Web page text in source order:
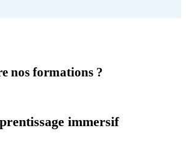
nos formations ?
immersif